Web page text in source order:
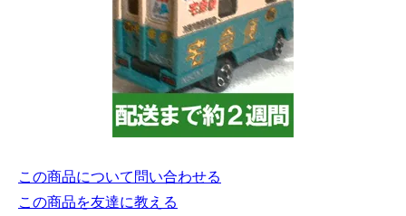
この商品について問い合わせる
この商品を友達に教える